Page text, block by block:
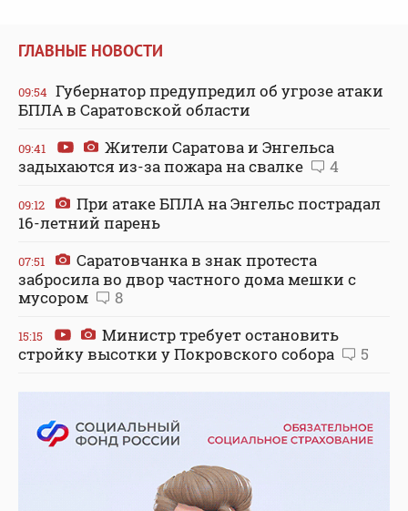
ГЛАВНЫЕ НОВОСТИ
09:54 Губернатор предупредил об угрозе атаки
БПЛА в Саратовской области
09:41
Жители Саратова и Энгельса
задыхаются из-за пожара на свалке
4
09:12
При атаке БПЛА на Энгельс пострадал
16-летний парень
07:51
Саратовчанка в знак протеста
забросила во двор частного дома мешки с
мусором
8
15:15
Министр требует остановить
стройку высотки у Покровского собора
5